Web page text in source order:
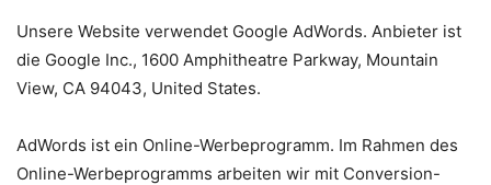
Unsere Website verwendet Google AdWords. Anbieter ist
die Google Inc., 1600 Amphitheatre Parkway, Mountain
View, CA 94043, United States.
AdWords ist ein Online-Werbeprogramm. Im Rahmen des
Online-Werbeprogramms arbeiten wir mit Conversion-